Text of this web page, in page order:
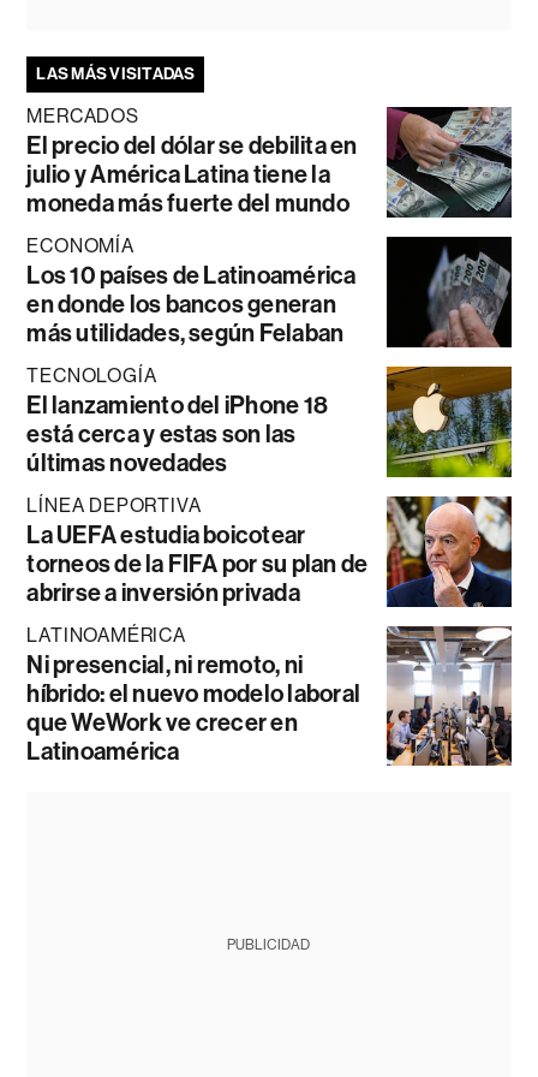
LAS MÁS VISITADAS
MERCADOS
El precio del dólar se debilita en
julio y América Latina tiene la
moneda más fuerte del mundo
ECONOMÍA
Los 10 países de Latinoamérica
en donde los bancos generan
más utilidades, según Felaban
TECNOLOGÍA
El lanzamiento del iPhone 18
está cerca y estas son las
últimas novedades
LÍNEA DEPORTIVA
La UEFA estudia boicotear
torneos de la FIFA por su plan de
abrirse a inversión privada
LATINOAMÉRICA
Ni presencial, ni remoto, ni
híbrido: el nuevo modelo laboral
que WeWork ve crecer en
Latinoamérica
PUBLICIDAD